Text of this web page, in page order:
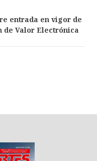
entrada en vigor de
de Valor Electrónica